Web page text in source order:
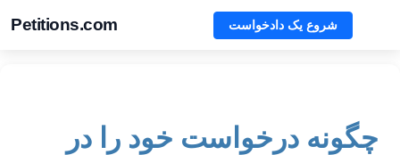
Petitions.com شروع یک دادخواست
چگونه درخواست خود را در